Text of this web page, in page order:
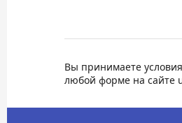
Вы принимаете условия
любой форме на сайте